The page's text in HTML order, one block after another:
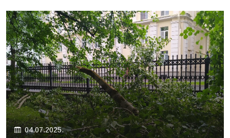
04.07.2025.